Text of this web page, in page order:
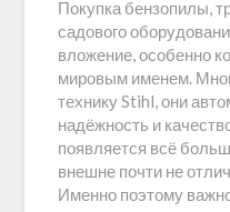
Покупка бензопилы,
садового
вложение, особенно
мировым именем.
технику Stihl, они
надёжность и
появляется всё
внешне почти не
Именно поэтому